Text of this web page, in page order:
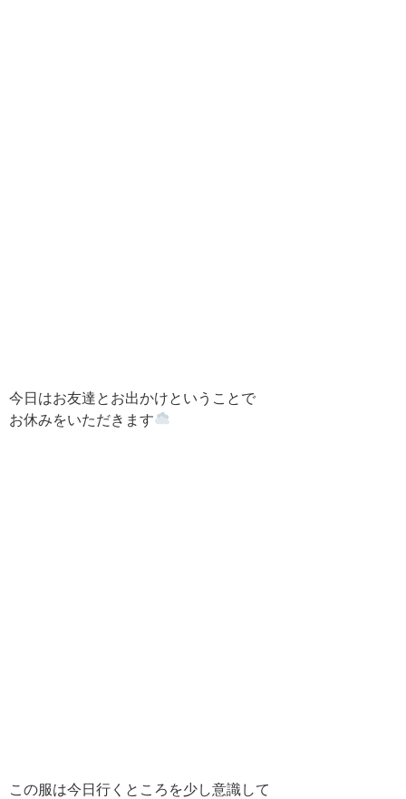
今日はお友達とお出かけということで
お休みをいただきます
この服は今日行くところを少し意識して